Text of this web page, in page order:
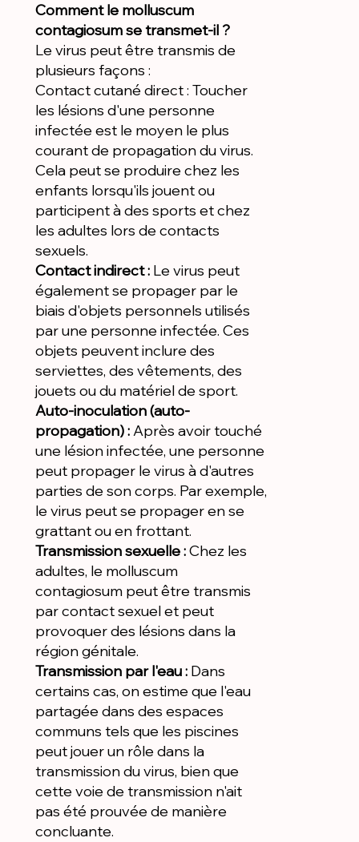
Comment le molluscum
contagiosum se transmet-il ?
Le virus peut être transmis de
plusieurs façons :
Contact cutané direct : Toucher
les lésions d'une personne
infectée est le moyen le plus
courant de propagation du virus.
Cela peut se produire chez les
enfants lorsqu'ils jouent ou
participent à des sports et chez
les adultes lors de contacts
sexuels.
Contact indirect : Le virus peut
également se propager par le
biais d'objets personnels utilisés
par une personne infectée. Ces
objets peuvent inclure des
serviettes, des vêtements, des
jouets ou du matériel de sport.
Auto-inoculation (auto-
propagation) :Après avoir touché
une lésion infectée, une personne
peut propager le virus à d'autres
parties de son corps. Par exemple,
le virus peut se propager en se
grattant ou en frottant.
Transmission sexuelle :Chez les
adultes, le molluscum
contagiosum peut être transmis
par contact sexuel et peut
provoquer des lésions dans la
région génitale.
Transmission par l'eau : Dans
certains cas, on estime que l'eau
partagée dans des espaces
communs tels que les piscines
peut jouer un rôle dans la
transmission du virus, bien que
cette voie de transmission n'ait
pas été prouvée de manière
concluante.